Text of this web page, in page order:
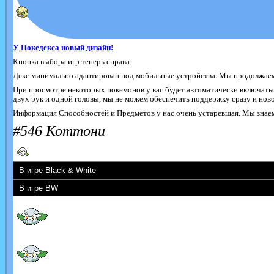
У Покедекса новый дизайн!
Кнопка выбора игр теперь справа.
Декс минимально адаптирован под мобильные устройства. Мы продолжаем
При просмотре некоторых покемонов у вас будет автоматически
двух рук и одной головы, мы не можем обеспечить поддержку сразу и
Информация Способностей и Предметов у нас очень устаревшая. Мы
#546 Коттони